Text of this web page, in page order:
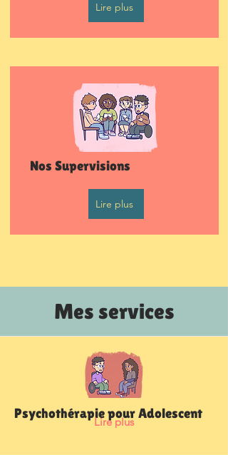
Lire plus
Nos Supervisions
Lire plus
Mes services
Psychothérapie pour Adolescent
Lire plus